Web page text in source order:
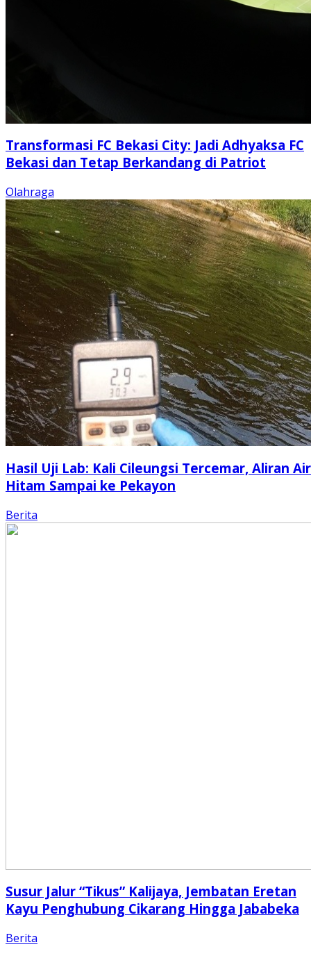
Transformasi FC Bekasi City: Jadi Adhyaksa FC
Bekasi dan Tetap Berkandang di Patriot
Olahraga
Hasil Uji Lab: Kali Cileungsi Tercemar, Aliran Air
Hitam Sampai ke Pekayon
Berita
Susur Jalur “Tikus” Kalijaya, Jembatan Eretan
Kayu Penghubung Cikarang Hingga Jababeka
Berita